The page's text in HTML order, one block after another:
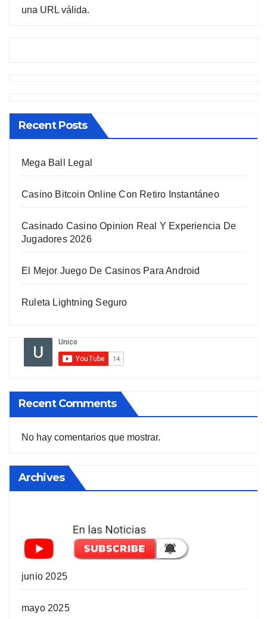
una URL válida.
Recent Posts
Mega Ball Legal
Casino Bitcoin Online Con Retiro Instantáneo
Casinado Casino Opinion Real Y Experiencia De
Jugadores 2026
El Mejor Juego De Casinos Para Android
Ruleta Lightning Seguro
Recent Comments
No hay comentarios que mostrar.
Archives
junio 2025
mayo 2025